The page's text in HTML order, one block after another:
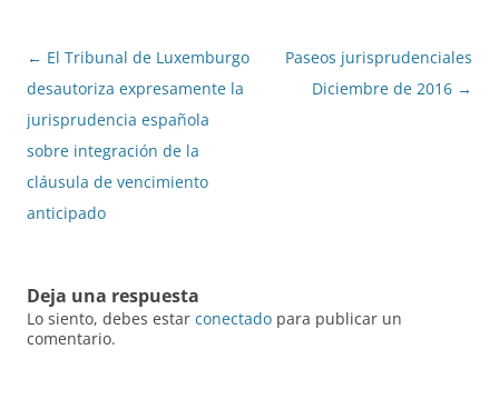
Navegación
de
entradas
← El Tribunal de Luxemburgo
desautoriza expresamente la
jurisprudencia española
sobre integración de la
cláusula de vencimiento
anticipado
Paseos jurisprudenciales
Diciembre de 2016 →
Deja una respuesta
Lo siento, debes estar conectado para publicar un
comentario.